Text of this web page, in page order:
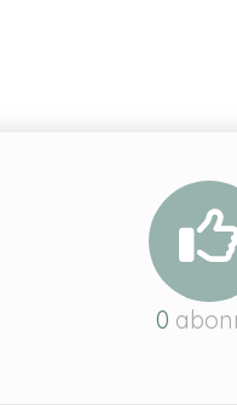
0